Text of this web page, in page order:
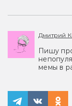
Дмитрий
Пишу
мемы в